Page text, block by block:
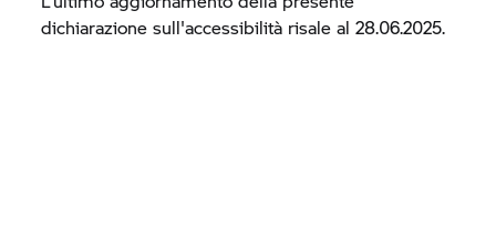
dichiarazione sull'accessibilità risale al 28.06.2025.